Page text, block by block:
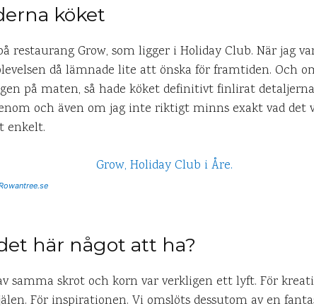
köket
restaurang Grow, som ligger i Holiday Club. När jag
då lämnade lite att önska för framtiden. Och
på maten, så hade köket definitivt finlirat
och även om jag inte riktigt minns exakt vad det
enkelt.
här något att ha?
samma skrot och korn var verkligen ett lyft. För
För inspirationen. Vi omslöts dessutom av en